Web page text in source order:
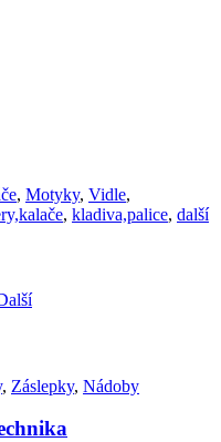
, Motyky, Vidle,
, kladiva,palice, další
, Záslepky, Nádoby